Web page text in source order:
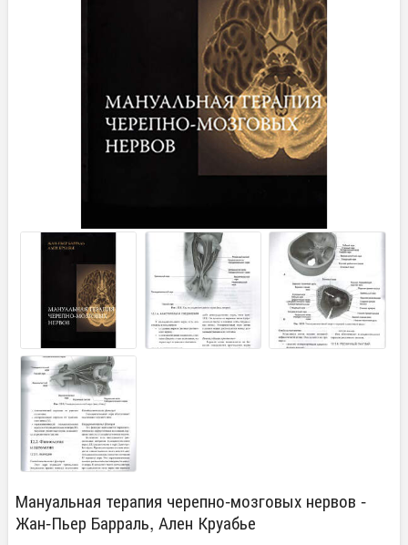
Мануальная терапия черепно-мозговых нервов -
Жан-Пьер Барраль, Ален Круабье